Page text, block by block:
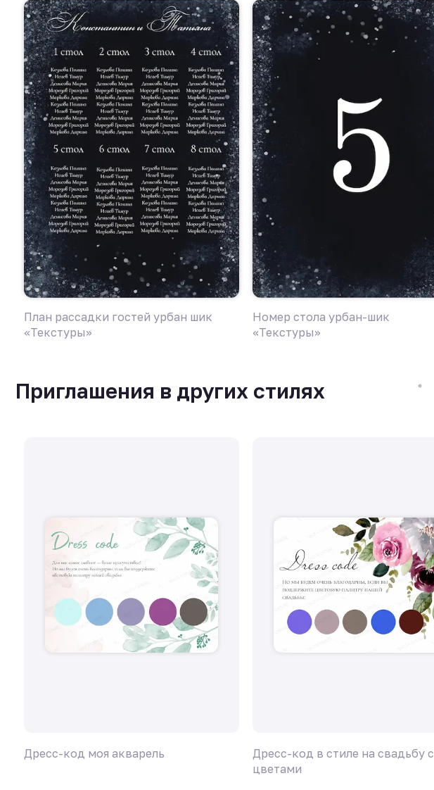
План рассадки гостей урбан шик
«Текстуры»
Номер стола урбан-шик
«Текстуры»
Приглашения в других стилях
Дресс-код моя акварель
Дресс-код в стиле на свадьбу с
цветами